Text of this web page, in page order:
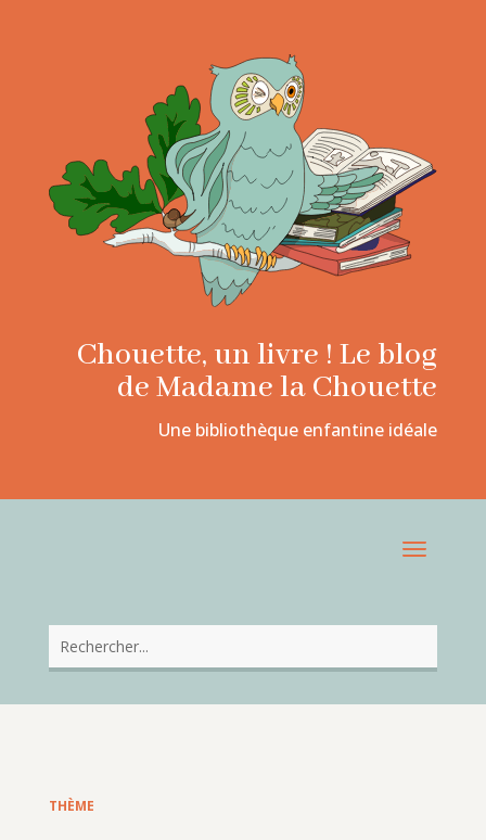
Chouette, un livre ! Le blog
de Madame la Chouette
Une bibliothèque enfantine idéale
THÈME